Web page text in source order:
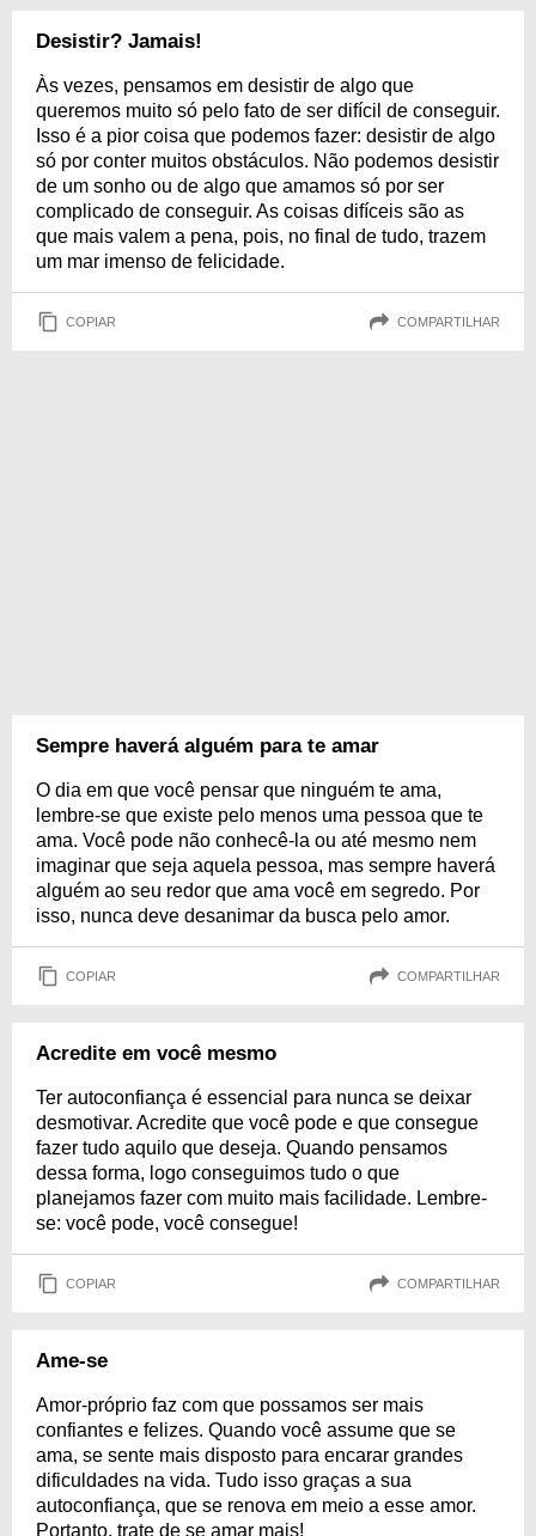
Desistir? Jamais!
Às vezes, pensamos em desistir de algo que
queremos muito só pelo fato de ser difícil de conseguir.
Isso é a pior coisa que podemos fazer: desistir de algo
só por conter muitos obstáculos. Não podemos desistir
de um sonho ou de algo que amamos só por ser
complicado de conseguir. As coisas difíceis são as
que mais valem a pena, pois, no final de tudo, trazem
um mar imenso de felicidade.
COPIAR COMPARTILHAR
Sempre haverá alguém para te amar
O dia em que você pensar que ninguém te ama,
lembre-se que existe pelo menos uma pessoa que te
ama. Você pode não conhecê-la ou até mesmo nem
imaginar que seja aquela pessoa, mas sempre haverá
alguém ao seu redor que ama você em segredo. Por
isso, nunca deve desanimar da busca pelo amor.
COPIAR COMPARTILHAR
Acredite em você mesmo
Ter autoconfiança é essencial para nunca se deixar
desmotivar. Acredite que você pode e que consegue
fazer tudo aquilo que deseja. Quando pensamos
dessa forma, logo conseguimos tudo o que
planejamos fazer com muito mais facilidade. Lembre-
se: você pode, você consegue!
COPIAR COMPARTILHAR
Ame-se
Amor-próprio faz com que possamos ser mais
confiantes e felizes. Quando você assume que se
ama, se sente mais disposto para encarar grandes
dificuldades na vida. Tudo isso graças a sua
autoconfiança, que se renova em meio a esse amor.
Portanto, trate de se amar mais!